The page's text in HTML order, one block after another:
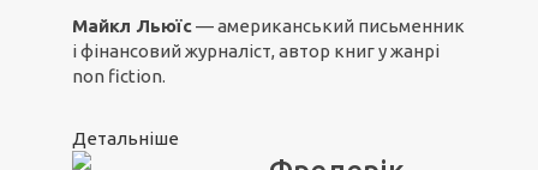
Майкл Льюїс— американський письменник
і фінансовий журналіст, автор книг у жанрі
non fiction.
Детальніше